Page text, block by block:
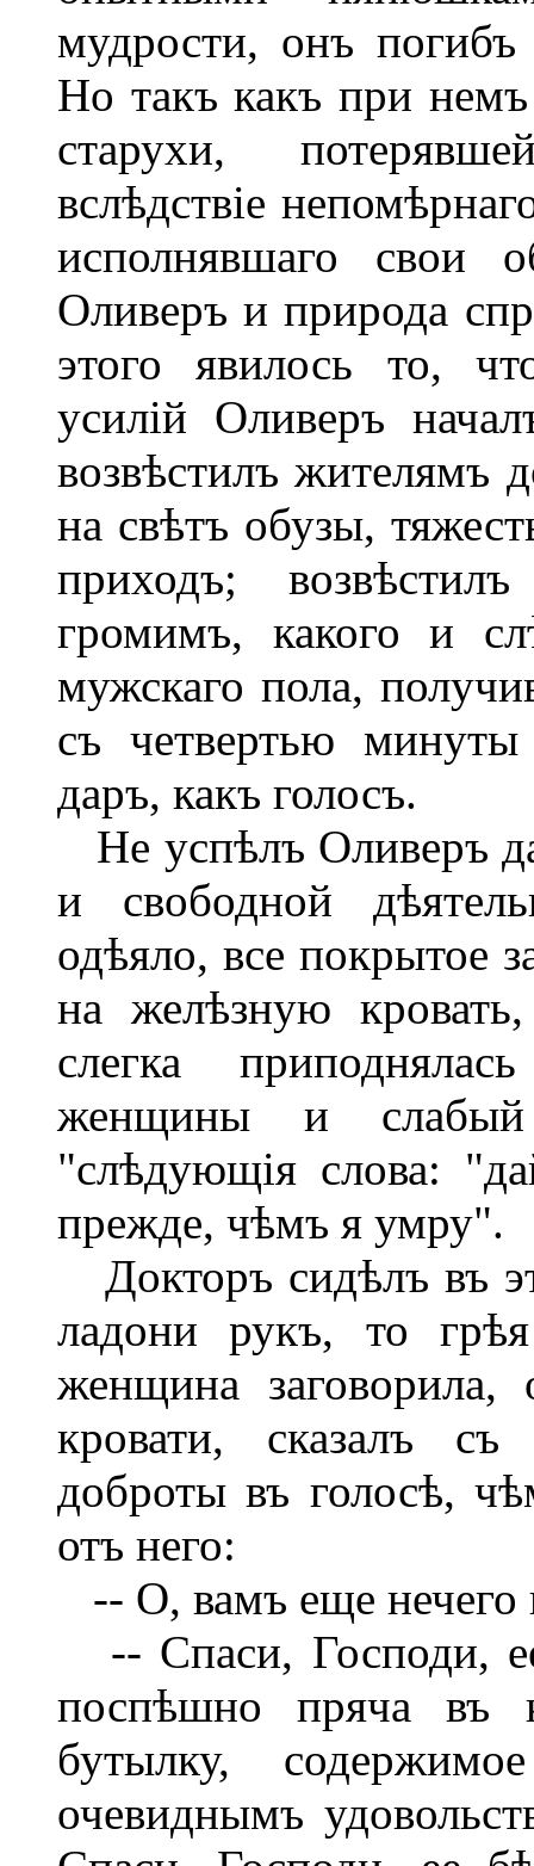
мудрости, онъ
Но такъ какъ при
старухи,
вслѣдствіе
исполнявшаго свои
Оливеръ и природа
этого явилось то,
усилій Оливеръ
возвѣстилъ жителямъ
на свѣтъ обузы,
приходъ;
громимъ, какого и
мужскаго пола,
съ четвертью
даръ, какъ голосъ.
Не успѣлъ Оливеръ
и свободной
одѣяло, все покрытое
на желѣзную
слегка
женщины и слабый
"слѣдующія слова:
прежде, чѣмъ я умру".
Докторъ сидѣлъ въ
ладони рукъ, то
женщина
кровати, сказалъ
доброты въ голосѣ,
отъ него:
-- О, вамъ еще нечего
-- Спаси, Господи,
поспѣшно пряча въ
бутылку,
очевиднымъ